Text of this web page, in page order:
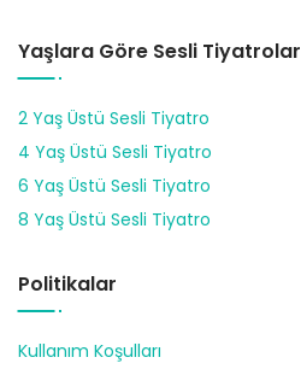
Yaşlara Göre Sesli Tiyatrolar
2 Yaş Üstü Sesli Tiyatro
4 Yaş Üstü Sesli Tiyatro
6 Yaş Üstü Sesli Tiyatro
8 Yaş Üstü Sesli Tiyatro
Politikalar
Kullanım Koşulları